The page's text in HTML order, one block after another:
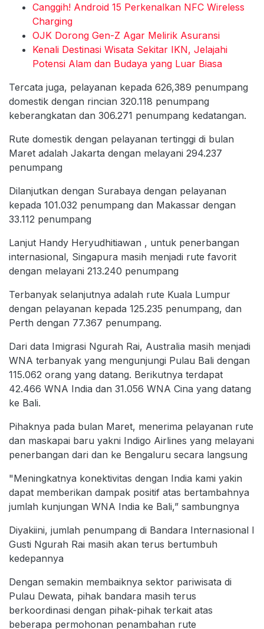
Canggih! Android 15 Perkenalkan NFC Wireless
Charging
OJK Dorong Gen-Z Agar Melirik Asuransi
Kenali Destinasi Wisata Sekitar IKN, Jelajahi
Potensi Alam dan Budaya yang Luar Biasa
Tercata juga, pelayanan kepada 626,389 penumpang
domestik dengan rincian 320.118 penumpang
keberangkatan dan 306.271 penumpang kedatangan.
Rute domestik dengan pelayanan tertinggi di bulan
Maret adalah Jakarta dengan melayani 294.237
penumpang
Dilanjutkan dengan Surabaya dengan pelayanan
kepada 101.032 penumpang dan Makassar dengan
33.112 penumpang
Lanjut Handy Heryudhitiawan , untuk penerbangan
internasional, Singapura masih menjadi rute favorit
dengan melayani 213.240 penumpang
Terbanyak selanjutnya adalah rute Kuala Lumpur
dengan pelayanan kepada 125.235 penumpang, dan
Perth dengan 77.367 penumpang.
Dari data Imigrasi Ngurah Rai, Australia masih menjadi
WNA terbanyak yang mengunjungi Pulau Bali dengan
115.062 orang yang datang. Berikutnya terdapat
42.466 WNA India dan 31.056 WNA Cina yang datang
ke Bali.
Pihaknya pada bulan Maret, menerima pelayanan rute
dan maskapai baru yakni Indigo Airlines yang melayani
penerbangan dari dan ke Bengaluru secara langsung
"Meningkatnya konektivitas dengan India kami yakin
dapat memberikan dampak positif atas bertambahnya
jumlah kunjungan WNA India ke Bali,” sambungnya
Diyakiini, jumlah penumpang di Bandara Internasional I
Gusti Ngurah Rai masih akan terus bertumbuh
kedepannya
Dengan semakin membaiknya sektor pariwisata di
Pulau Dewata, pihak bandara masih terus
berkoordinasi dengan pihak-pihak terkait atas
beberapa permohonan penambahan rute